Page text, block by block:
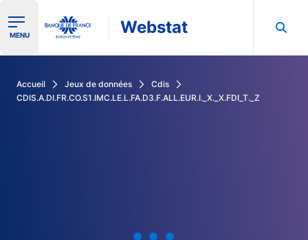
Ouvrir le menu de navigation
MENU Webstat
Accueil Jeux de données
Cdis
CDIS.A.DI.FR.CO.S1.IMC.LE.L.FA.D3.F.ALL.EUR.I._X._X.FDI_T._Z